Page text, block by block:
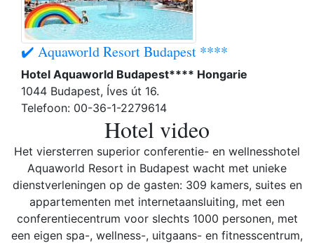
✔️ Aquaworld Resort Budapest ****
Hotel Aquaworld Budapest**** Hongarie
1044 Budapest, Íves út 16.
Telefoon: 00-36-1-2279614
Hotel video
Het viersterren superior conferentie- en wellnesshotel
Aquaworld Resort in Budapest wacht met unieke
dienstverleningen op de gasten: 309 kamers, suites en
appartementen met internetaansluiting, met een
conferentiecentrum voor slechts 1000 personen, met
een eigen spa-, wellness-, uitgaans- en fitnesscentrum,